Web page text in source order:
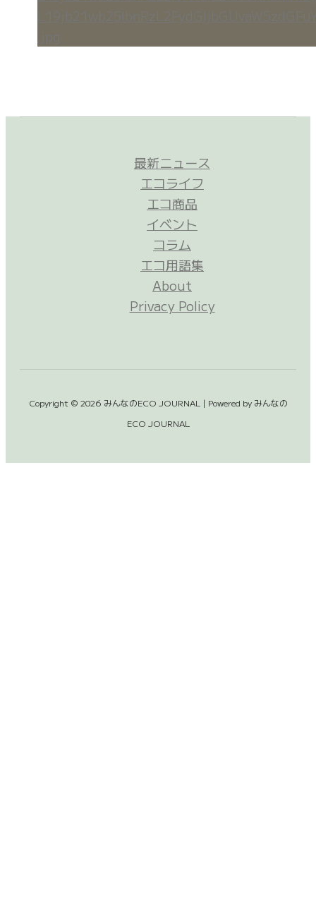
最新ニュース
エコライフ
エコ商品
イベント
コラム
エコ用語集
About
Privacy Policy
Copyright © 2026 みんなのECO JOURNAL | Powered by みんなの
ECO JOURNAL